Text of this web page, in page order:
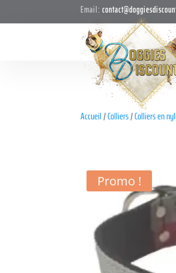
Email:
Accueil/Colliers/Colliers en
Promo !